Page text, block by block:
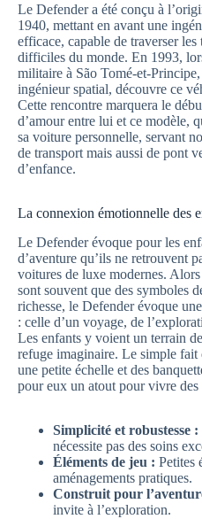
Le Defender a été conçu à
1940, mettant en avant une
efficace, capable de traverser les
difficiles du monde. En 1993,
militaire à São Tomé-et-
ingénieur spatial, découvre ce
Cette rencontre marquera le
d’amour entre lui et ce modèle,
sa voiture personnelle, servant
de transport mais aussi de pont
d’enfance.
La connexion émotionnelle des
Le Defender évoque pour les
d’aventure qu’ils ne retrouvent
voitures de luxe modernes.
sont souvent que des symboles
richesse, le Defender évoque
: celle d’un voyage, de
Les enfants y voient un terrain
refuge imaginaire. Le simple fait
une petite échelle et des
pour eux un atout pour vivre des
Simplicité et robustesse :
nécessite pas des soins
Éléments de jeu : Petites
aménagements pratiques.
Construit pour
invite à l’exploration.